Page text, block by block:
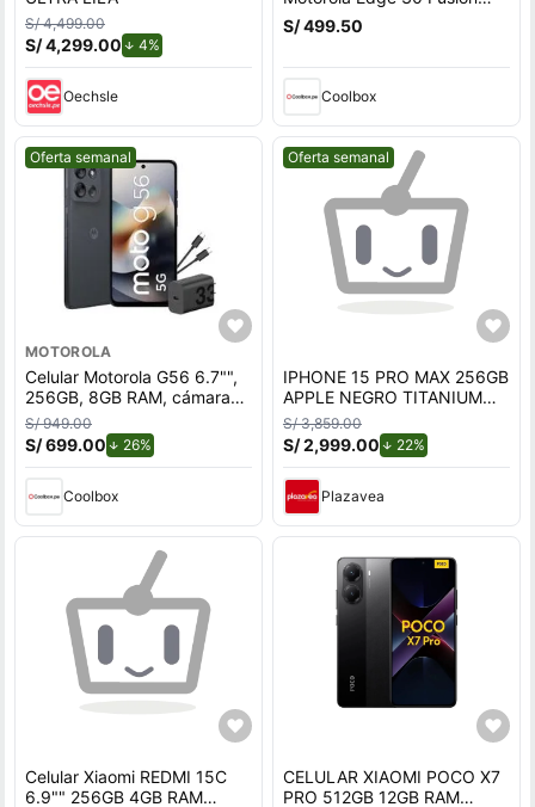
S/ 4,499.00
S/ 4,299.00 4%
Oechsle
5G, 256GB, 12GB RAM,
cámara trasera 50MP y
S/ 499.50
Coolbox
Mejor precio.
Oferta semanal
MOTOROLA
Celular Motorola G56 6.7"",
256GB, 8GB RAM, cámara
trasera 50MP y frontal
32MP, azul marino
S/ 949.00
S/ 699.00 26%
Coolbox
Mejor precio.
Oferta semanal
IPHONE 15 PRO MAX 256GB
APPLE NEGRO TITANIUM
REACONDICIONADO
S/ 3,859.00
S/ 2,999.00 22%de descuento.
Plazavea
Celular Xiaomi REDMI 15C
6.9"" 256GB 4GB RAM
CELULAR XIAOMI POCO X7
PRO 512GB 12GB RAM